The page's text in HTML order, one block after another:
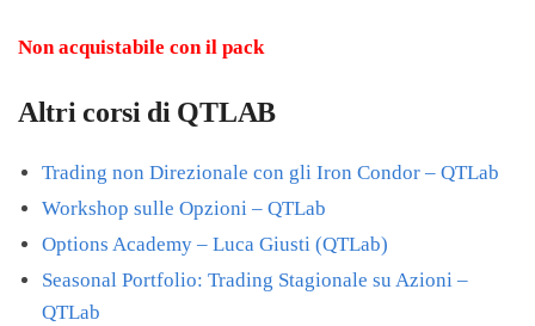
Non acquistabile con il pack
Altri corsi di QTLAB
Trading non Direzionale con gli Iron Condor – QTLab
Workshop sulle Opzioni – QTLab
Options Academy – Luca Giusti (QTLab)
Seasonal Portfolio: Trading Stagionale su Azioni –
QTLab